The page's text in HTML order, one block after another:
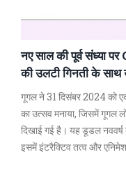
नए साल की पूर्व संध्या
की उलटी गिनती के साथ
गूगल ने 31 दिसंबर 2024 को
का उत्सव मनाया, जिसमें गूगल
दिखाई गई है। यह डूडल नववर्ष
इसमें इंटरैक्टिव तत्व और